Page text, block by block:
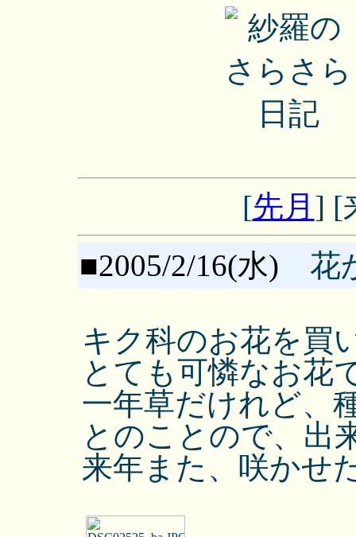
[先月 ] [
■2005/2/16(水)
花
キク科のお花を買
とても可憐なお花
一年草だけれど、
とのことので、出
来年また、咲かせ